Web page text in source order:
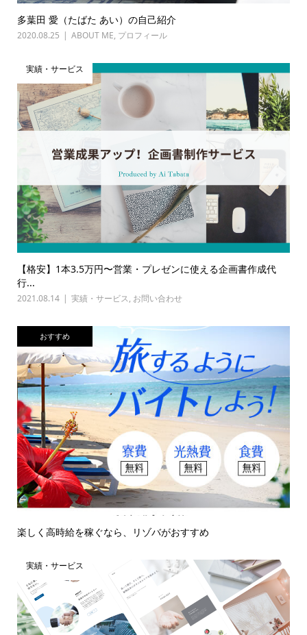
多葉田 愛（たばた あい）の自己紹介
2020.08.25 ABOUT ME, プロフィール
実績・サービス
【格安】1本3.5万円〜営業・プレゼンに使える企画書作成代
行...
2021.08.14 実績・サービス, お問い合わせ
おすすめ
楽しく高時給を稼ぐなら、リゾバがおすすめ
実績・サービス